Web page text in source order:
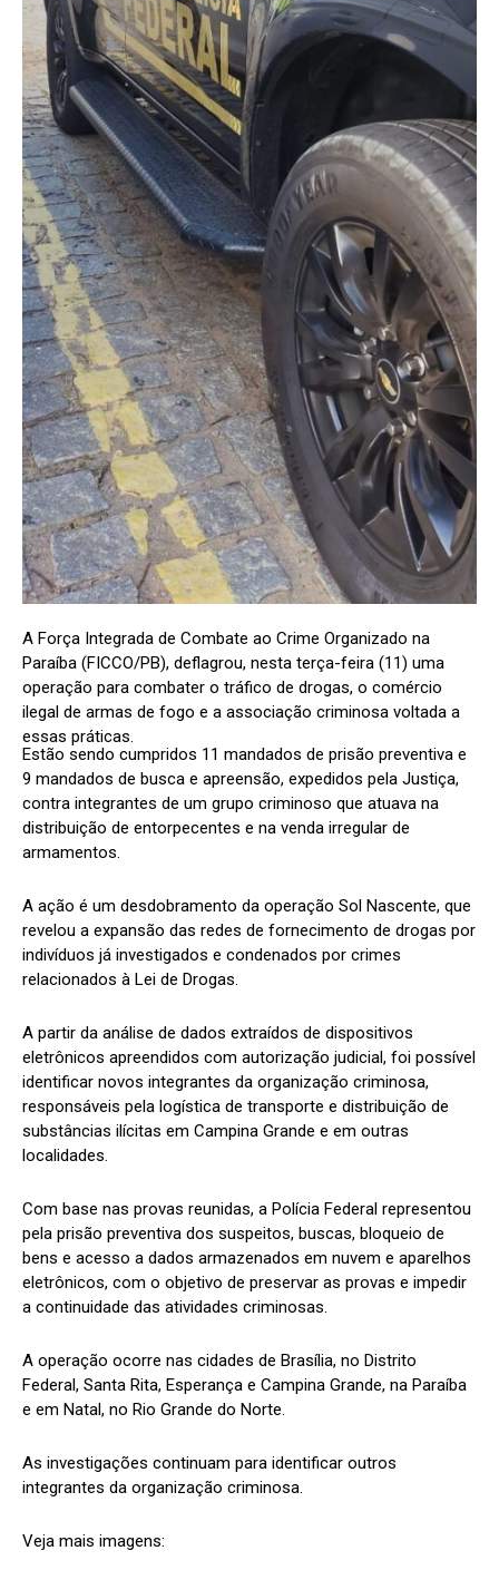
A Força Integrada de Combate ao Crime Organizado na
Paraíba (FICCO/PB), deflagrou, nesta terça-feira (11) uma
operação para combater o tráfico de drogas, o comércio
ilegal de armas de fogo e a associação criminosa voltada a
essas práticas.
Estão sendo cumpridos 11 mandados de prisão preventiva e
9 mandados de busca e apreensão, expedidos pela Justiça,
contra integrantes de um grupo criminoso que atuava na
distribuição de entorpecentes e na venda irregular de
armamentos.
A ação é um desdobramento da operação Sol Nascente, que
revelou a expansão das redes de fornecimento de drogas por
indivíduos já investigados e condenados por crimes
relacionados à Lei de Drogas.
A partir da análise de dados extraídos de dispositivos
eletrônicos apreendidos com autorização judicial, foi possível
identificar novos integrantes da organização criminosa,
responsáveis pela logística de transporte e distribuição de
substâncias ilícitas em Campina Grande e em outras
localidades.
Com base nas provas reunidas, a Polícia Federal representou
pela prisão preventiva dos suspeitos, buscas, bloqueio de
bens e acesso a dados armazenados em nuvem e aparelhos
eletrônicos, com o objetivo de preservar as provas e impedir
a continuidade das atividades criminosas.
A operação ocorre nas cidades de Brasília, no Distrito
Federal, Santa Rita, Esperança e Campina Grande, na Paraíba
e em Natal, no Rio Grande do Norte.
As investigações continuam para identificar outros
integrantes da organização criminosa.
Veja mais imagens: